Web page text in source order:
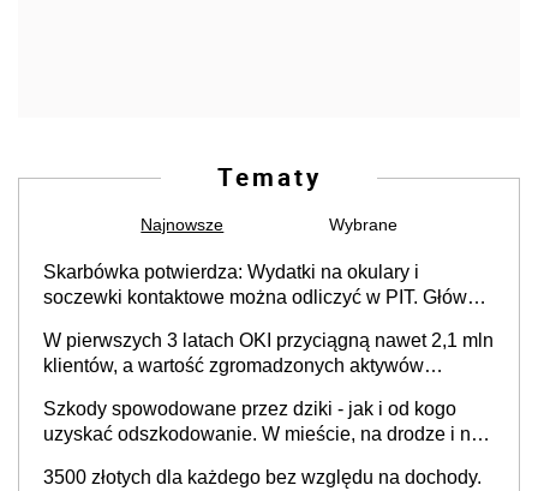
Tematy
Najnowsze Wybrane
Skarbówka potwierdza: Wydatki na okulary i
soczewki kontaktowe można odliczyć w PIT. Główny
Częściowe dofinansowanie (np. z zfśs) pomniejsza
odliczenie
W pierwszych 3 latach OKI przyciągną nawet 2,1 mln
klientów, a wartość zgromadzonych aktywów
Szkody spowodowane przez dziki - jak i od kogo
uzyskać odszkodowanie. W mieście, na drodze i na
3500 złotych dla każdego bez względu na dochody.